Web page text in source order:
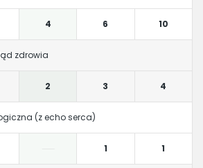
4 6 10
zdrowia
2 3 4
(z echo serca)
1 1